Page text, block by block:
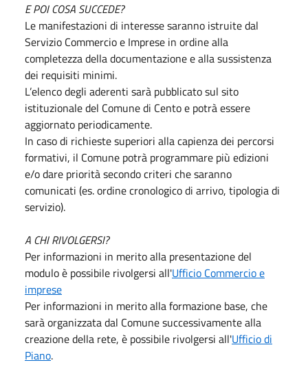
E POI COSA SUCCEDE?
Le manifestazioni di interesse saranno istruite dal
Servizio Commercio e Imprese in ordine alla
completezza della documentazione e alla sussistenza
dei requisiti minimi.
L’elenco degli aderenti sarà pubblicato sul sito
istituzionale del Comune di Cento e potrà essere
aggiornato periodicamente.
In caso di richieste superiori alla capienza dei percorsi
formativi, il Comune potrà programmare più edizioni
e/o dare priorità secondo criteri che saranno
comunicati (es. ordine cronologico di arrivo, tipologia di
servizio).
A CHI RIVOLGERSI?
Per informazioni in merito alla presentazione del
modulo è possibile rivolgersi all'Ufficio Commercio e
imprese
Per informazioni in merito alla formazione base, che
sarà organizzata dal Comune successivamente alla
creazione della rete, è possibile rivolgersi all'Ufficio di
Piano.